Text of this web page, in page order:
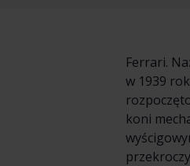
Ferrari.
w 1939
koni